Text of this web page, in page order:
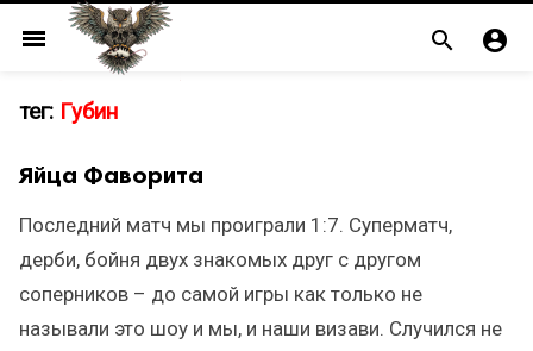
menu  
тег: Губин
Яйца Фаворита
Последний матч мы проиграли 1:7. Суперматч,
дерби, бойня двух знакомых друг с другом
соперников – до самой игры как только не
называли это шоу и мы, и наши визави. Случился не